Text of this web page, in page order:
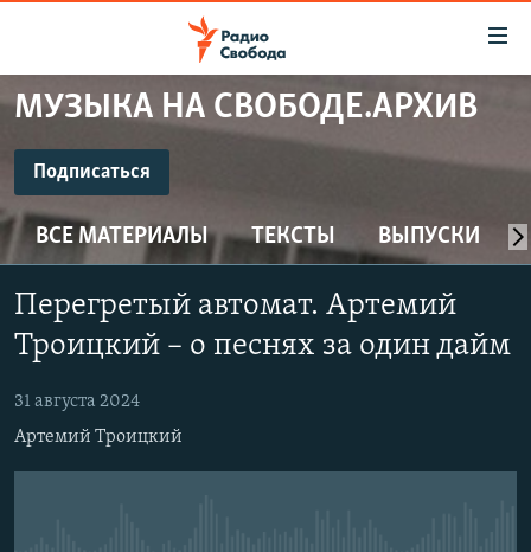
упрощенного
Вернуться
к
основному
содержанию
Вернутся
главной
Вернутся
поиску
ПРОГРАММЫ
ПОДКАСТЫ
АВТОРСКИЕ ПРОЕКТЫ
ЦИТАТЫ СВОБОДЫ
МНЕНИЯ
КУЛЬТУРА
КАВКАЗ.РЕАЛИИ
СЕВЕР.РЕАЛИИ
МУЗЫКА НА СВОБОДЕ.АРХИВ
Подписаться
Подписаться
ВСЕ МАТЕРИАЛЫ ТЕКСТЫ ВЫПУСКИ
Перегретый автомат. Артемий
Троицкий – о песнях за один дайм
31 августа 2024
Артемий Троицкий